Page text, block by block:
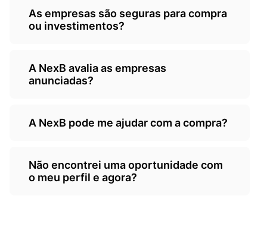
Não, as empresas são de
terceiros/empresarios e a Nexb atua
As empresas são seguras para compra
ou investimentos?
A NexB é responsável por ceder o seu
classificados para anunciantes, não sendo
própria diligência/auditoria antes de
A NexB avalia as empresas
anunciadas?
Sim, quando o empresário decide.adquirir o
nosso valuation Express online, nosso
de referência para o comprador,
lembrando que não fazemos auditorias ou
A NexB pode me ajudar com a compra?
Sim temos um.servico para isso. Acesse
nossa aba Assessoria Completa.
Não encontrei uma oportunidade com
o meu perfil e agora?